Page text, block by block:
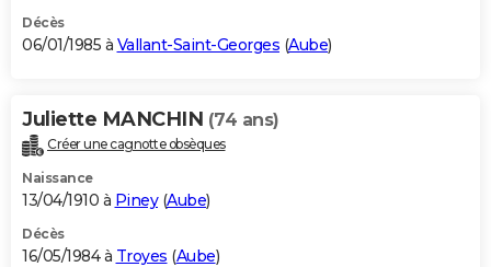
Décès
06/01/1985 à Vallant-Saint-Georges (Aube)
Juliette MANCHIN (74 ans)
Créer une cagnotte obsèques
Naissance
13/04/1910 à Piney(Aube)
Décès
16/05/1984 à Troyes (Aube)